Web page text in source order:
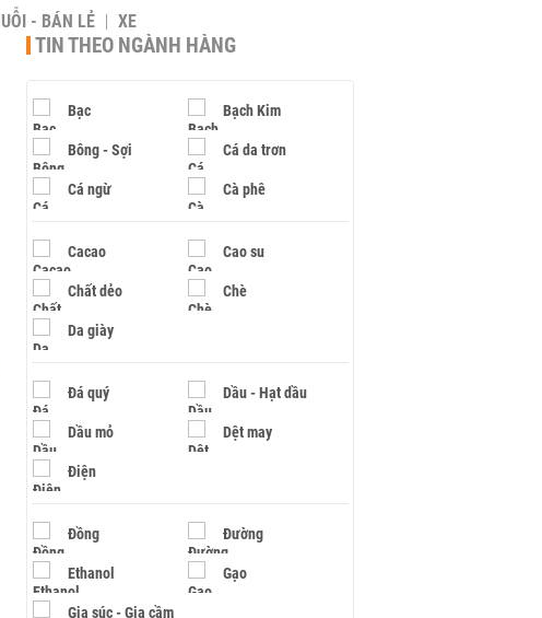
- BÁN LẺ XE
TIN THEO NGÀNH HÀNG
Bạc Bạch Kim
Bông - Sợi Cá da trơn
Cá ngừ Cà phê
Cacao Cao su
Chất dẻo Chè
Da giày
Đá quý Dầu - Hạt dầu
Dầu mỏ Dệt may
Điện
Đồng Đường
Ethanol Gạo
Gia súc - Gia cầm